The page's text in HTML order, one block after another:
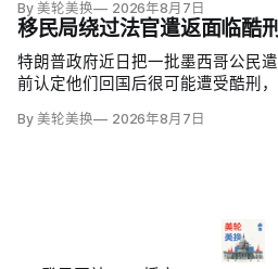
By 美轮美换 2026年8月7日
移民局绕过法官遣返面临酷
特朗普政府近日把一批墨西哥公民
前认定他们回国后很可能遭受酷刑
文图雷拉（David Venturella）凭国
By 美轮美换 2026年8月7日